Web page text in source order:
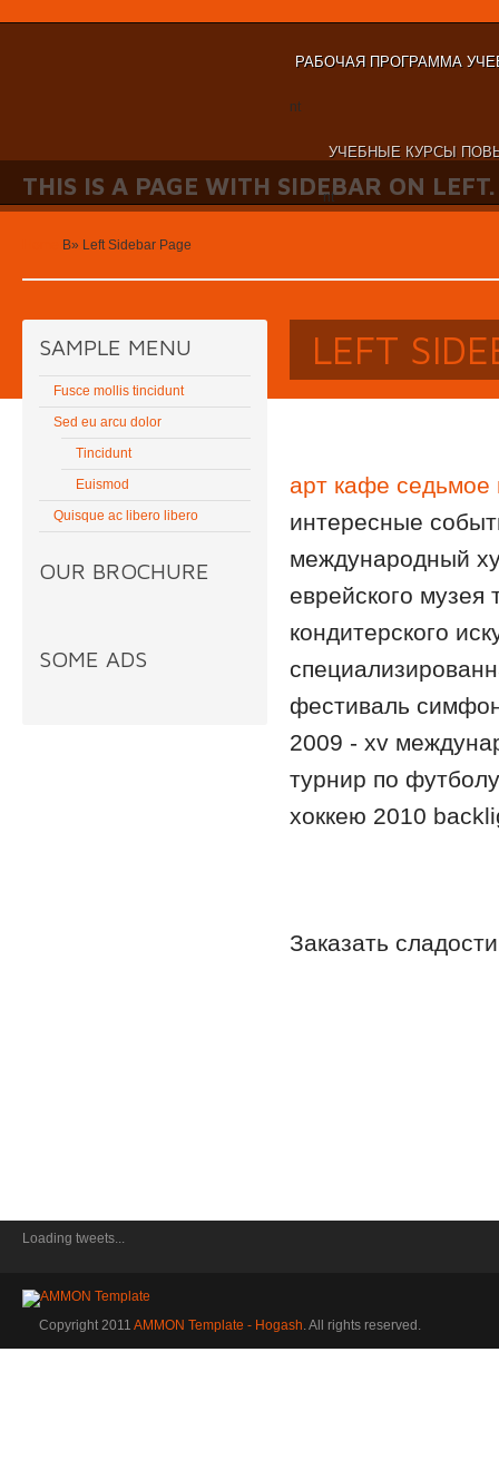
РАБОЧАЯ ПРОГРАММА
nt
УЧЕБНЫЕ КУРСЫ
nt
THIS IS A PAGE WITH SIDEBAR ON LEFT.
В» Left Sidebar Page
SAMPLE MENU
Fusce mollis tincidunt
Sed eu arcu dolor
Tincidunt
Euismod
Quisque ac libero libero
OUR BROCHURE
SOME ADS
LEFT
арт кафе
интересные
международный
еврейского
кондитерского
фестиваль
2009 - xv
турнир по
хоккею 2010
Заказать
Loading tweets...
Copyright 2011 AMMON Template - Hogash. All rights reserved.